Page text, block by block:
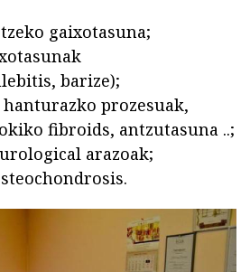
gaixotasuna;
barize);
prozesuak,
fibroids, antzutasuna ..;
arazoak;